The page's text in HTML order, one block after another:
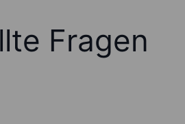
Fragen